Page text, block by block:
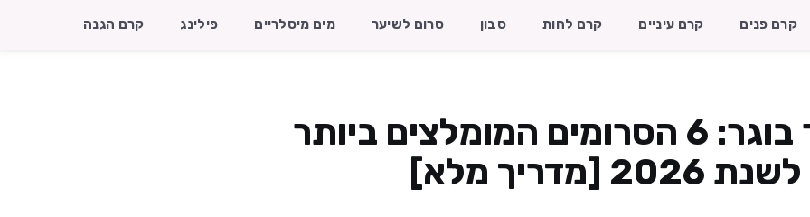
קרם פנים קרם עיניים קרם לחות סבון סרום לשיער מים מיסלריים פילינג קרם הגנה
סרום לעור בוגר: 6 הסרומים המומלצים ביותר
[מדריך מלא]